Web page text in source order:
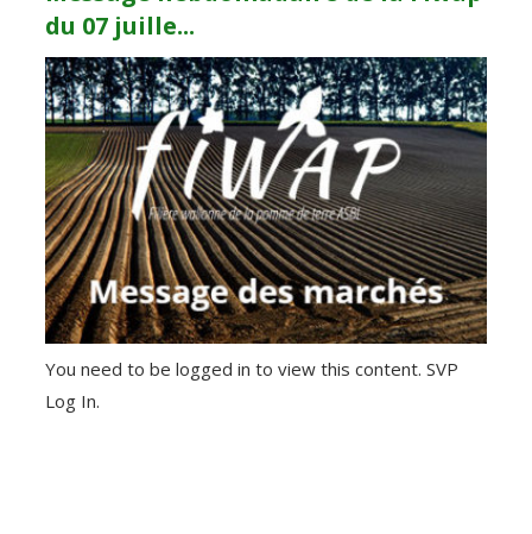
du 07 juille...
You need to be logged in to view this content. SVP
Log In.